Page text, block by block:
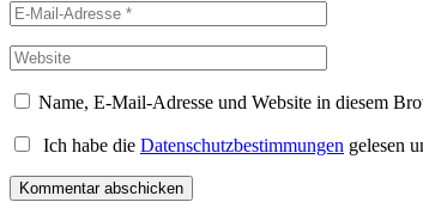
Name, E-Mail-Adresse und Website in diesem
Ich habe die Datenschutzbestimmungen gelesen